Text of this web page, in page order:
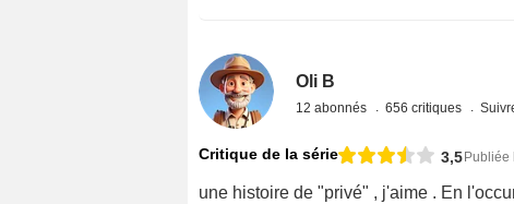
Oli B
12 abonnés 656 critiques
Critique de la série 3,5Publiée
une histoire de "privé" , j'aime . En